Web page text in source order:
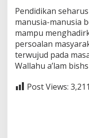
Pendidikan
manusia-manusia
mampu
persoalan
terwujud pada
Wallahu a’lam
Post Views: 3,211